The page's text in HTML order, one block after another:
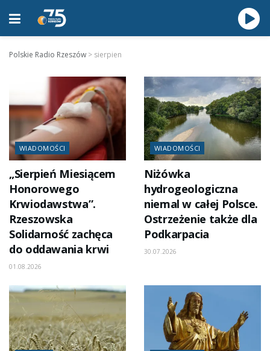
Polskie Radio Rzeszów > sierpien
WIADOMOŚCI
„Sierpień Miesiącem
Honorowego
Krwiodawstwa”.
Rzeszowska
Solidarność zachęca
do oddawania krwi
01.08.2026
WIADOMOŚCI
Niżówka
hydrogeologiczna
niemal w całej Polsce.
Ostrzeżenie także dla
Podkarpacia
30.07.2026